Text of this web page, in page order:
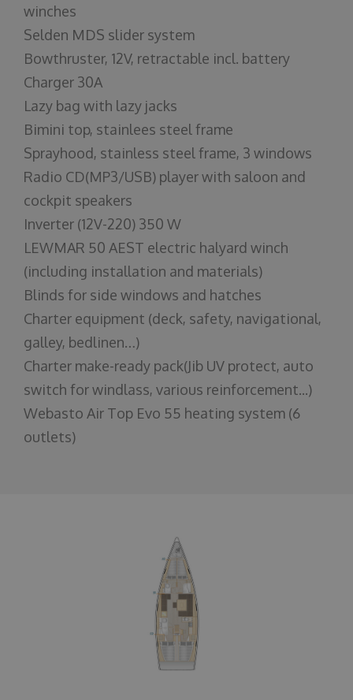
winches
Selden MDS slider system
Bowthruster, 12V, retractable incl. battery
Charger 30A
Lazy bag with lazy jacks
Bimini top, stainlees steel frame
Sprayhood, stainless steel frame, 3 windows
Radio CD(MP3/USB) player with saloon and
cockpit speakers
Inverter (12V-220) 350 W
LEWMAR 50 AEST electric halyard winch
(including installation and materials)
Blinds for side windows and hatches
Charter equipment (deck, safety, navigational,
galley, bedlinen…)
Charter make-ready pack(Jib UV protect, auto
switch for windlass, various reinforcement...)
Webasto Air Top Evo 55 heating system (6
outlets)